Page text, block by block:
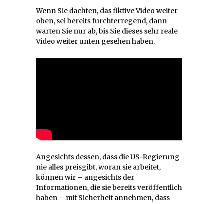
Wenn Sie dachten, das fiktive Video weiter
oben, sei bereits furchterregend, dann
warten Sie nur ab, bis Sie dieses sehr reale
Video weiter unten gesehen haben.
Angesichts dessen, dass die US-Regierung
nie alles preisgibt, woran sie arbeitet,
können wir – angesichts der
Informationen, die sie bereits veröffentlich
haben – mit Sicherheit annehmen, dass